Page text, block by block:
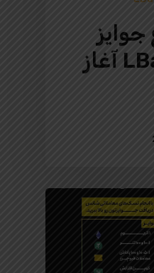
جوایز
صرافی LBank آغاز